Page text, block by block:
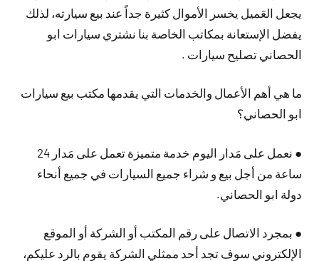
يجعل العَميل يخسر الأموال كثيرة جداً عند بيع سيارته، لذلك
يفضل الإستعانة بمكاتب الخاصة بنا نشتري سيارات ابو
الحصاني تصليح سيارات .
ما هي أهم الأعمال والخدمات التي يقدمها مكتب بيع سيارات
ابو الحصاني؟
ساعة من أجل بيع و شراء جميع السيارات في جميع أنحاء
دولة ابو الحصاني.
● بمجرد الاتصال على رقم المكتب أو الشركة أو الموقع
الإلكتروني سوف تجد أحد ممثلي الشركة يقوم بالرد عليكم،